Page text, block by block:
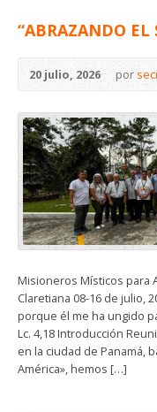
“ABRAZANDO EL
20 julio, 2026 por
Misioneros Místicos para
Claretiana 08-16 de julio,
porque él me ha ungido
Lc. 4,18 Introducción
en la ciudad de Panamá,
América», hemos […]